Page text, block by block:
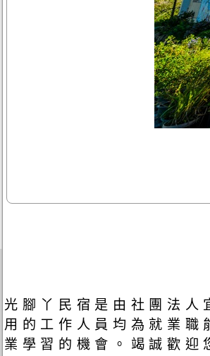
光腳丫民宿是由社團法人
用的工作人員均為就業職
業學習的機會。竭誠歡迎